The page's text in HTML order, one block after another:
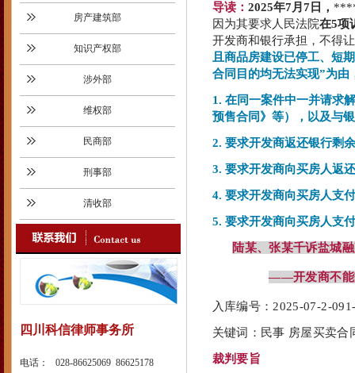
房产建筑部
知识产权部
涉外部
维权部
民商部
刑事部
清收部
四川科信律师事务所
电话： 028-86625069 86625178
导读： 2025年7月7日，
因为其要求人民法院在5项
开发商和银行承担，不得
且商品房建设已停工、短
合同目的均无法实现”为由
1. 在同一案件中一并请求
预售合同》等），以及与
2. 要求开发商返还银行剩
3. 要求开发商向买房人返
4. 要求开发商向买房人支
5. 要求开发商向买房人支
陆某、张某千诉盐城
——开发商不能
入库编号：2025-07-2-
关键词：民事 房屋买卖
裁判要旨